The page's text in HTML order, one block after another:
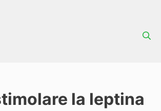
la leptina